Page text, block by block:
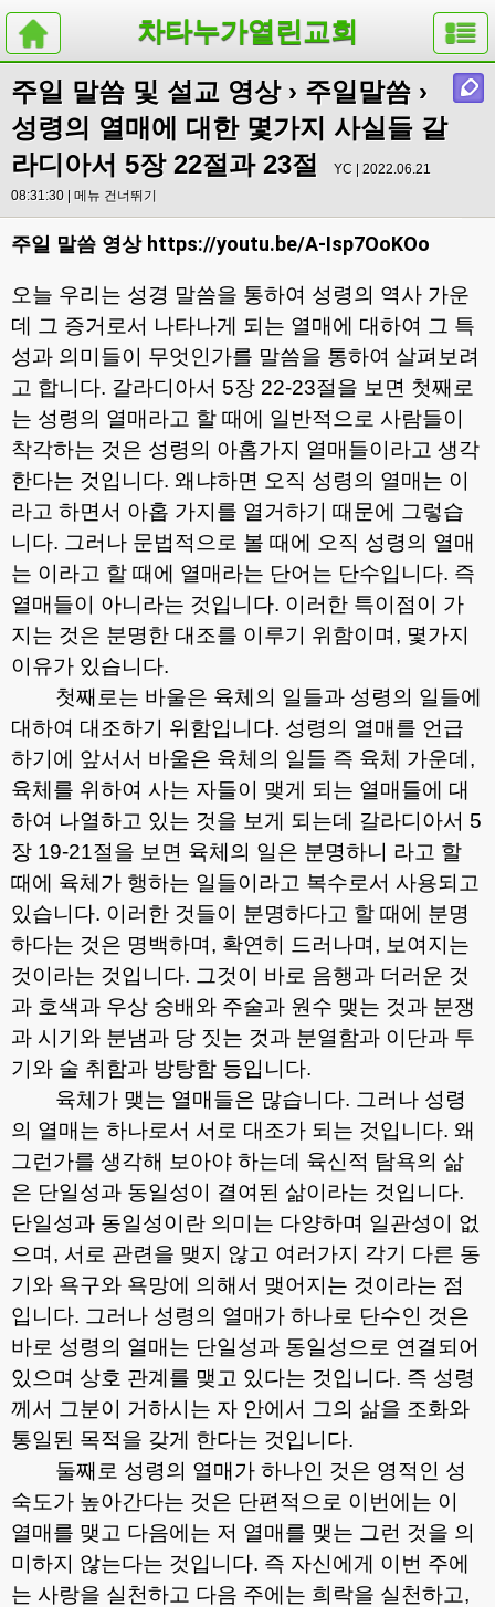
차타누가열린교회
주일 말씀 및 설교 영상› 주일말씀 ›
성령의 열매에 대한 몇가지 사실들 갈
라디아서 5장 22절과 23절
YC | 2022.06.21
08:31:30 | 메뉴 건너뛰기
주일 말씀 영상 https://youtu.be/A-Isp7OoKOo
오늘 우리는 성경 말씀을 통하여 성령의 역사 가운
데 그 증거로서 나타나게 되는 열매에 대하여 그 특
성과 의미들이 무엇인가를 말씀을 통하여 살펴보려
고 합니다. 갈라디아서 5장 22-23절을 보면 첫째로
는 성령의 열매라고 할 때에 일반적으로 사람들이
착각하는 것은 성령의 아홉가지 열매들이라고 생각
한다는 것입니다. 왜냐하면 오직 성령의 열매는 이
라고 하면서 아홉 가지를 열거하기 때문에 그렇습
니다. 그러나 문법적으로 볼 때에 오직 성령의 열매
는 이라고 할 때에 열매라는 단어는 단수입니다. 즉
열매들이 아니라는 것입니다. 이러한 특이점이 가
지는 것은 분명한 대조를 이루기 위함이며 , 몇가지
이유가 있습니다.
첫째로는 바울은 육체의 일들과 성령의 일들에
대하여 대조하기 위함입니다. 성령의 열매를 언급
하기에 앞서서 바울은 육체의 일들 즉 육체 가운데 ,
육체를 위하여 사는 자들이 맺게 되는 열매들에 대
하여 나열하고 있는 것을 보게 되는데 갈라디아서 5
장 19-21절을 보면 육체의 일은 분명하니 라고 할
때에 육체가 행하는 일들이라고 복수로서 사용되고
있습니다. 이러한 것들이 분명하다고 할 때에 분명
하다는 것은 명백하며 , 확연히 드러나며 , 보여지는
것이라는 것입니다. 그것이 바로 음행과 더러운 것
과 호색과 우상 숭배와 주술과 원수 맺는 것과 분쟁
과 시기와 분냄과 당 짓는 것과 분열함과 이단과 투
기와 술 취함과 방탕함 등입니다.
육체가 맺는 열매들은 많습니다. 그러나 성령
의 열매는 하나로서 서로 대조가 되는 것입니다. 왜
그런가를 생각해 보아야 하는데 육신적 탐욕의 삶
은 단일성과 동일성이 결여된 삶이라는 것입니다.
단일성과 동일성이란 의미는 다양하며 일관성이 없
으며 , 서로 관련을 맺지 않고 여러가지 각기 다른 동
기와 욕구와 욕망에 의해서 맺어지는 것이라는 점
입니다. 그러나 성령의 열매가 하나로 단수인 것은
바로 성령의 열매는 단일성과 동일성으로 연결되어
있으며 상호 관계를 맺고 있다는 것입니다. 즉 성령
께서 그분이 거하시는 자 안에서 그의 삶을 조화와
통일된 목적을 갖게 한다는 것입니다.
둘째로 성령의 열매가 하나인 것은 영적인 성
숙도가 높아간다는 것은 단편적으로 이번에는 이
열매를 맺고 다음에는 저 열매를 맺는 그런 것을 의
미하지 않는다는 것입니다. 즉 자신에게 이번 주에
는 사랑을 실천하고 다음 주에는 희락을 실천하고,